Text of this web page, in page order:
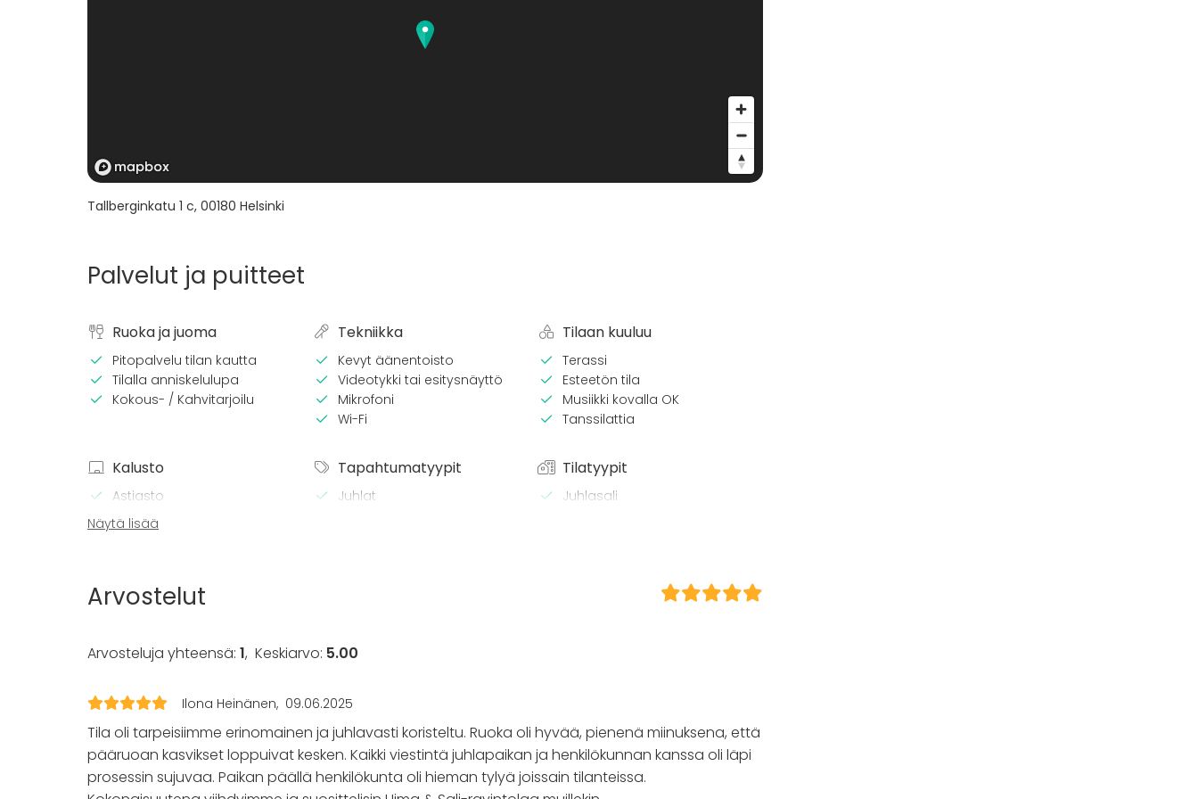
Tallberginkatu 1 c, 00180 Helsinki
Palvelut ja puitteet
Ruoka ja juoma
Pitopalvelu tilan kautta
Tilalla anniskelulupa
Kokous- / Kahvitarjoilu
Tekniikka
Kevyt äänentoisto
Videotykki tai esitysnäyttö
Mikrofoni
Wi-Fi
Tilaan kuuluu
Terassi
Esteetön tila
Musiikki kovalla OK
Tanssilattia
Kalusto
Astiasto
Tapahtumatyypit
Juhlat
Virkistystilaisuus
Pikkujoulut
Tilatyypit
Juhlasali
Näytä lisää
Arvostelut
Arvosteluja yhteensä: 1, Keskiarvo: 5.00
Ilona Heinänen 09.06.2025
Tila oli tarpeisiimme erinomainen ja juhlavasti koristeltu. Ruoka oli hyvää, pienenä miinuksena, että
pääruoan kasvikset loppuivat kesken. Kaikki viestintä juhlapaikan ja henkilökunnan kanssa oli läpi
prosessin sujuvaa. Paikan päällä henkilökunta oli hieman tylyä joissain tilanteissa.